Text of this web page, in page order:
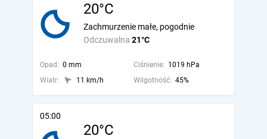
20°C
Odczuwalna 21°C
Zachmurzenie małe, pogodnie
Opad: 0 mm Ciśnienie: 1019 hPa
Wiatr:
11 km/h Wilgotność: 45%
05:00
20°C